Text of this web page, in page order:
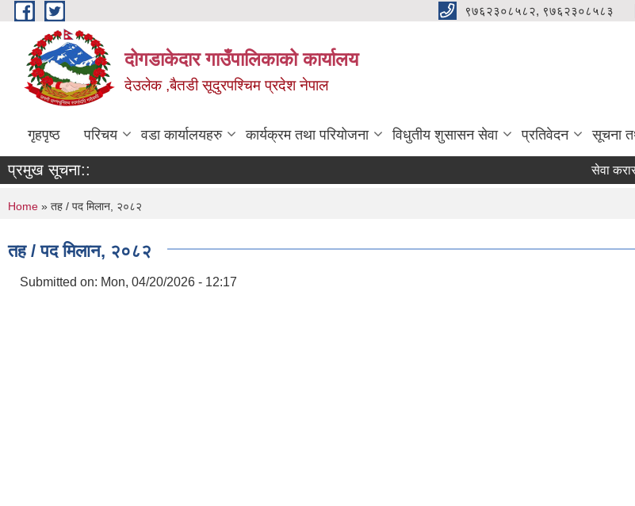
Skip to main content ९७६२३०८५८२, ९७६२३०८५८३
दोगडाकेदार गाउँपालिकाको कार्यालय
देउलेक ,बैतडी सूदुरपश्चिम प्रदेश नेपाल
गृहपृष्ठ परिचय वडा कार्यालयहरु कार्यक्रम तथा परियोजना विधुतीय शुसासन सेवा प्रतिवेदन सूचना
प्रमुख सूचना:: सेवा करार
You are here
Home » तह / पद मिलान, २०८२
तह / पद मिलान, २०८२
Submitted on: Mon, 04/20/2026 - 12:17